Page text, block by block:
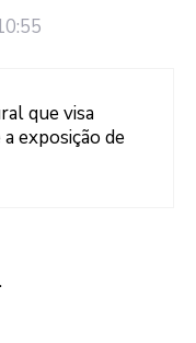
que visa
exposição de